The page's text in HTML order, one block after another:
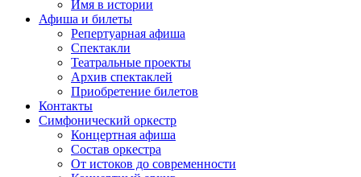
Имя в истории
Афиша и билеты
Репертуарная афиша
Спектакли
Театральные проекты
Архив спектаклей
Приобретение билетов
Контакты
Симфонический оркестр
Концертная афиша
Состав оркестра
От истоков до современ­ности